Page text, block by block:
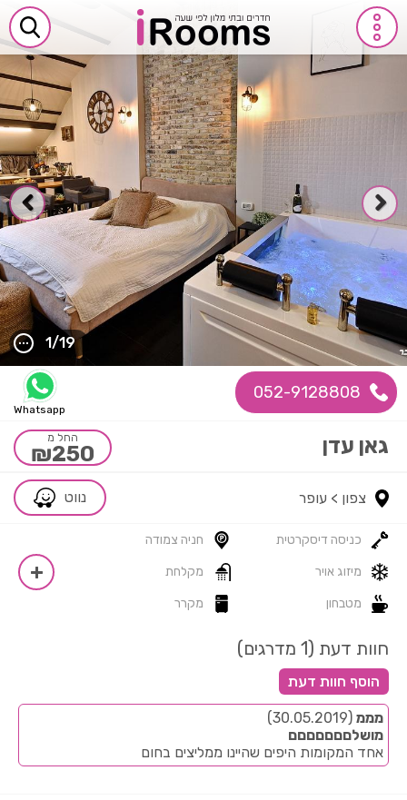
052-9128808
Whatsapp
החל מ
₪250
נווט
1/19
גאן עדן
צפון > עופר
כניסה דיסקרטית חניה צמודה
מיזוג אויר מקלחת
מטבחון מקרר
חוות דעת (1 מדרגים)
מממ (30.05.2019)
מושלםםםםםםם
אחד המקומות היפים שהיינו ממליצים בחום